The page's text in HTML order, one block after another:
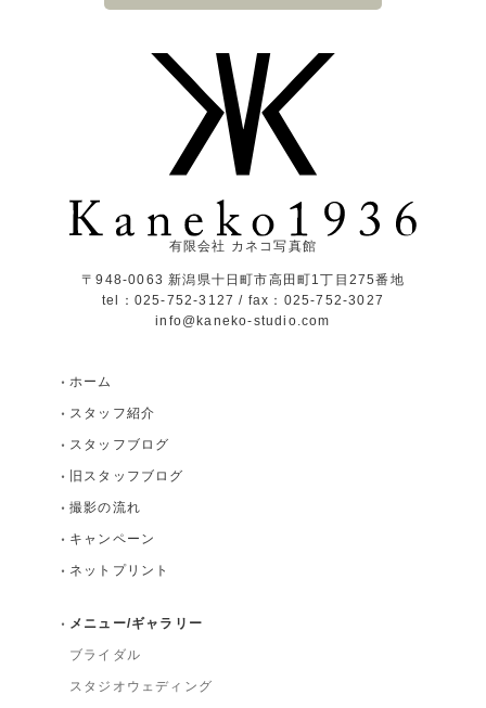
有限会社 カネコ写真館
〒948-0063 新潟県十日町市高田町1丁目275番地
tel：025-752-3127 / fax：025-752-3027
info@kaneko-studio.com
ホーム
スタッフ紹介
スタッフブログ
旧スタッフブログ
撮影の流れ
キャンペーン
ネットプリント
メニュー/ギャラリー
ブライダル
スタジオウェディング